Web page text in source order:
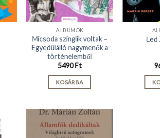
ALBUMOK
Micsoda szinglik voltak –
Egyedülálló nagymenők a
történelemből
5490Ft
KOSÁRBA
Led